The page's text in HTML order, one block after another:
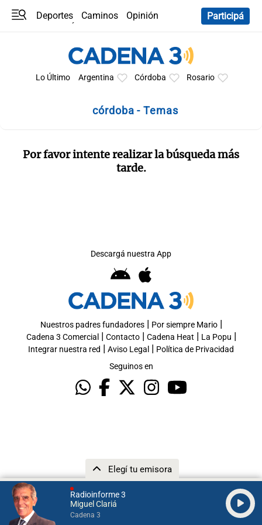
Radioinforme 3
Miguel Clariá
Cadena 3
Elegí tu emisora
Deportes Caminos
Opinión
Participá
Lo Último Argentina Córdoba Rosario
córdoba - Temas
Por favor intente realizar la búsqueda más
tarde.
Descargá nuestra App
Nuestros padres fundadores| Por siempre Mario|
Cadena 3 Comercial | Contacto| Cadena Heat | La Popu |
Integrar nuestra red | Aviso Legal | Política de Privacidad
Seguinos en